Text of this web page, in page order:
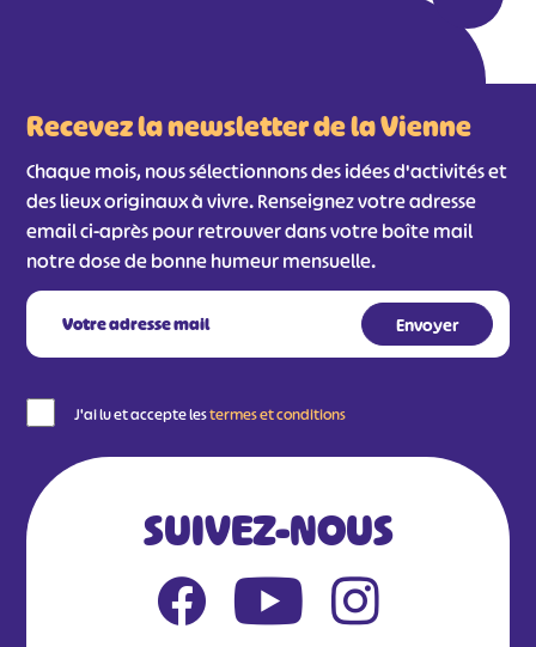
Recevez la newsletter de la Vienne
Chaque mois, nous sélectionnons des idées d'activités et
des lieux originaux à vivre. Renseignez votre adresse
email ci-après pour retrouver dans votre boîte mail
notre dose de bonne humeur mensuelle.
J'ai lu et accepte lestermes et conditions
SUIVEZ-NOUS